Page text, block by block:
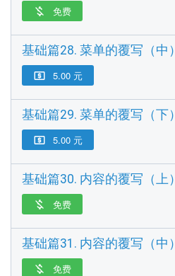
 免费
基础篇28. 菜单的覆写（中）
 5.00 元
基础篇29. 菜单的覆写（下）
 5.00 元
基础篇30. 内容的覆写（上）
 免费
基础篇31. 内容的覆写（中）
 免费